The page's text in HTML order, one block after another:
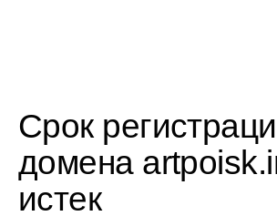
Срок
домена
истек